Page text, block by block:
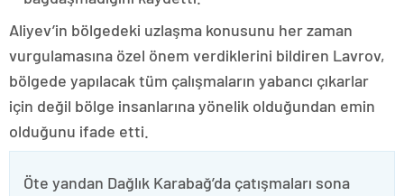
Aliyev’in bölgedeki uzlaşma konusunu her zaman
vurgulamasına özel önem verdiklerini bildiren Lavrov,
bölgede yapılacak tüm çalışmaların yabancı çıkarlar
için değil bölge insanlarına yönelik olduğundan emin
olduğunu ifade etti.
Öte yandan Dağlık Karabağ’da çatışmaları sona